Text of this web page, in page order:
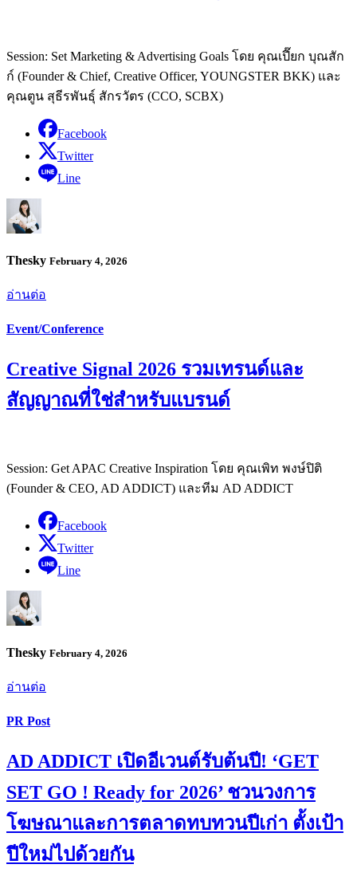
Session: Set Marketing & Advertising Goals โดย คุณเปี๊ยก บุณสัก
ก์ (Founder & Chief, Creative Officer, YOUNGSTER BKK) และ
คุณตูน สุธีรพันธุ์ สักรวัตร (CCO, SCBX)
Facebook
Twitter
Line
Thesky February 4, 2026
อ่านต่อ
Event/Conference
Creative Signal 2026 รวมเทรนด์และ
สัญญาณที่ใช่สำหรับแบรนด์
Session: Get APAC Creative Inspiration โดย คุณเพิท พงษ์ปิติ
(Founder & CEO, AD ADDICT) และทีม AD ADDICT
Facebook
Twitter
Line
Thesky February 4, 2026
อ่านต่อ
PR Post
AD ADDICT เปิดอีเวนต์รับต้นปี! ‘GET
SET GO ! Ready for 2026’ ชวนวงการ
โฆษณาและการตลาดทบทวนปีเก่า ตั้งเป้า
ปีใหม่ไปด้วยกัน